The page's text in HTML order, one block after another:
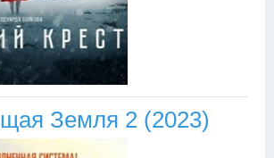
Земля 2 (2023)